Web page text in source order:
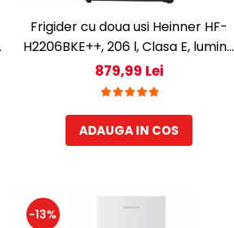
Frigider cu doua usi Heinner HF-
H2206BKE++, 206 l, Clasa E, lumina
LED, 3 rafturi de sticla, H 143 cm,
Negru
879,99 Lei
ADAUGA IN COS
-13%